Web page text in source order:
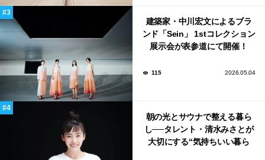
建築家・中川宏文によるブラ
ンド「Sein」 1stコレクション
展示会が表参道にて開催！
115 2026.05.04
朝の光とサウナで整える暮ら
し──タレント・清水みさとが
大切にする“気持ちいい暮ら